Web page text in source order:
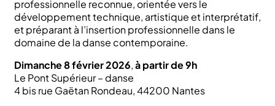
professionnelle reconnue, orientée vers le
développement technique, artistique et interprétatif,
et préparant à l’insertion professionnelle dans le
domaine de la danse contemporaine.
Dimanche 8 février 2026,à partir de 9h
Le Pont Supérieur – danse
4 bis rue Gaëtan Rondeau, 44200 Nantes